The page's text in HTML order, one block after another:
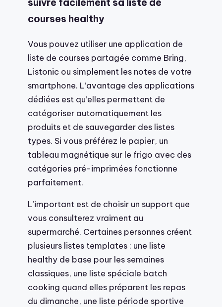
suivre facilement sa liste de
courses healthy
Vous pouvez utiliser une application de
liste de courses partagée comme Bring,
Listonic ou simplement les notes de votre
smartphone. L’avantage des applications
dédiées est qu’elles permettent de
catégoriser automatiquement les
produits et de sauvegarder des listes
types. Si vous préférez le papier, un
tableau magnétique sur le frigo avec des
catégories pré-imprimées fonctionne
parfaitement.
L’important est de choisir un support que
vous consulterez vraiment au
supermarché. Certaines personnes créent
plusieurs listes templates : une liste
healthy de base pour les semaines
classiques, une liste spéciale batch
cooking quand elles préparent les repas
du dimanche, une liste période sportive